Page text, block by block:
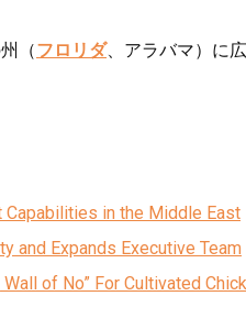
（フロリダ、アラバマ）に
Capabilities in the Middle East
and Expands Executive Team
of No” For Cultivated